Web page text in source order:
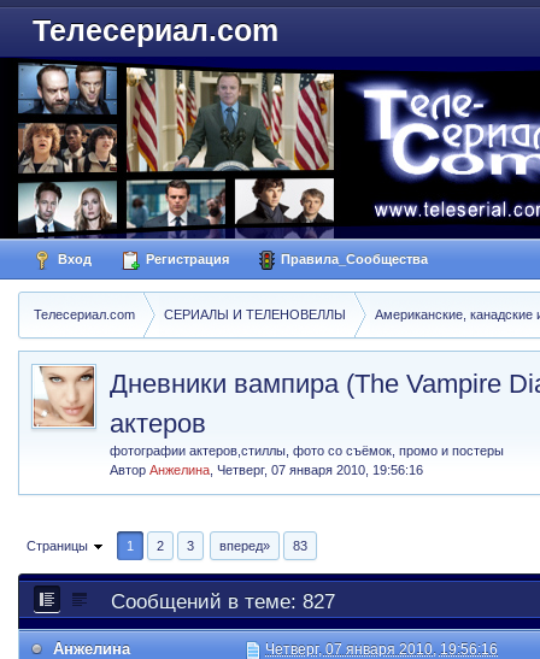
Телесериал.com
Вход Регистрация Правила_Сообщества
Телесериал.com СЕРИАЛЫ И ТЕЛЕНОВЕЛЛЫ Американские, канадские
Дневники вампира (The Vampire
актеров
фотографии актеров,стиллы, фото со съёмок, промо и постеры
АвторАнжелина ,Четверг, 07 января 2010, 19:56:16
Страницы 1 2 3 вперед» 83
Сообщений в теме: 827
Анжелина Четверг, 07 января 2010, 19:56:16